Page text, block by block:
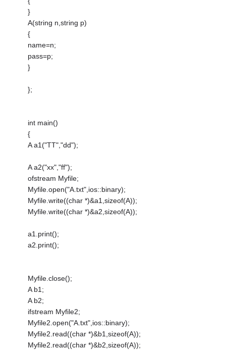
}
A(string n,string p)
{
name=n;
pass=p;
}
};
int main()
{
A a1("TT","dd");
A a2("xx","ff");
ofstream Myfile;
Myfile.open("A.txt",ios::binary);
Myfile.write((char *)&a1,sizeof(A));
Myfile.write((char *)&a2,sizeof(A));
a1.print();
a2.print();
Myfile.close();
A b1;
A b2;
ifstream Myfile2;
Myfile2.open("A.txt",ios::binary);
Myfile2.read((char *)&b1,sizeof(A));
Myfile2.read((char *)&b2,sizeof(A));